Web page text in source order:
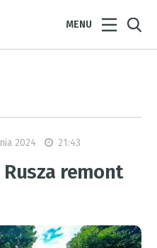
MENU
2024 21:43
remont